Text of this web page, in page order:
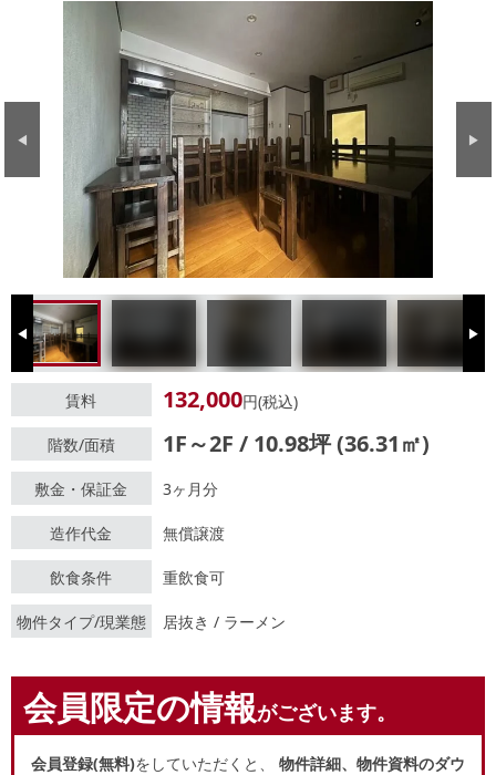
Previous Next
Previous Next
賃料 132,000円(税込)
階数/面積 1F～2F / 10.98坪 (36.31㎡)
敷金・保証金 3ヶ月分
造作代金 無償譲渡
飲食条件 重飲食可
物件タイプ/現業態 居抜き / ラーメン
会員限定の情報がございます。
会員登録(無料)をしていただくと、 物件詳細、物件資料のダウ